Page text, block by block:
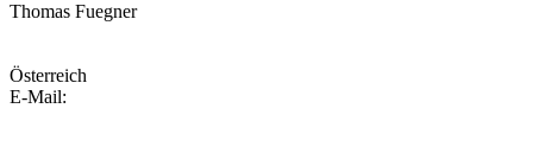
Thomas Fuegner
Österreich
E-Mail: